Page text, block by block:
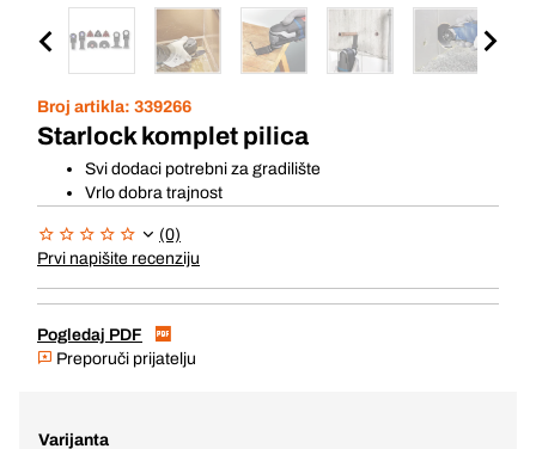
Broj artikla: 339266
Starlock komplet pilica
Svi dodaci potrebni za gradilište
Vrlo dobra trajnost
(0)
Prvi napišite recenziju
Pogledaj PDF
Preporuči prijatelju
Varijanta